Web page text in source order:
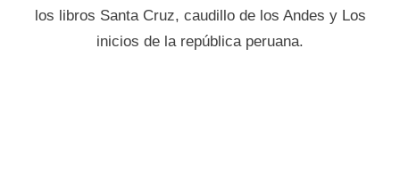
los libros Santa Cruz, caudillo de los Andes y Los
inicios de la república peruana.